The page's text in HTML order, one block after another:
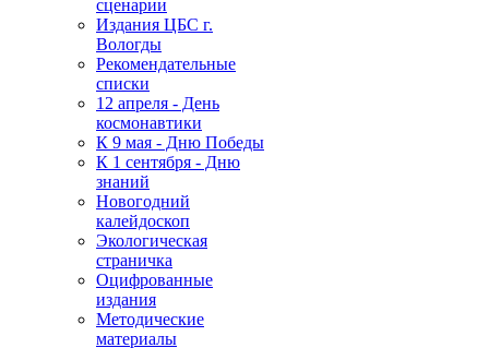
сценарии
Издания ЦБС г.
Вологды
Рекомендательные
списки
12 апреля - День
космонавтики
К 9 мая - Дню Победы
К 1 сентября - Дню
знаний
Новогодний
калейдоскоп
Экологическая
страничка
Оцифрованные
издания
Методические
материалы